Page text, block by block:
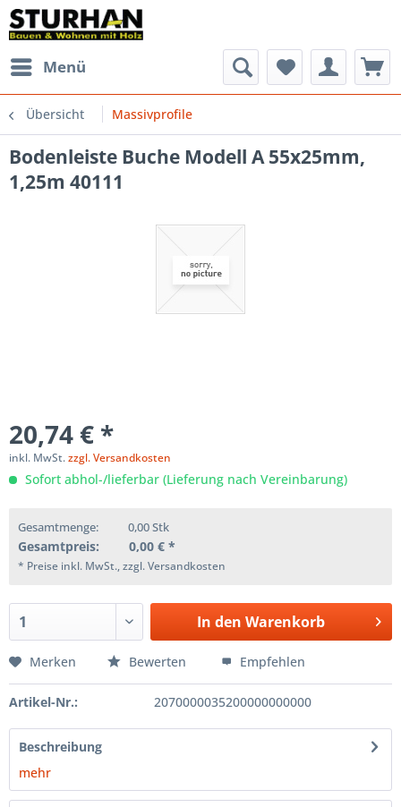
Menü
Übersicht Massivprofile
Bodenleiste Buche Modell A 55x25mm,
1,25m 40111
20,74 € *
inkl. MwSt.zzgl. Versandkosten
Sofort abhol-/lieferbar (Lieferung nach Vereinbarung)
Gesamtmenge: 0,00Stk
Gesamtpreis: 0,00 € *
* Preise inkl. MwSt., zzgl. Versandkosten
In den Warenkorb
Merken Bewerten Empfehlen
Artikel-Nr.: 2070000035200000000000
Beschreibung
mehr